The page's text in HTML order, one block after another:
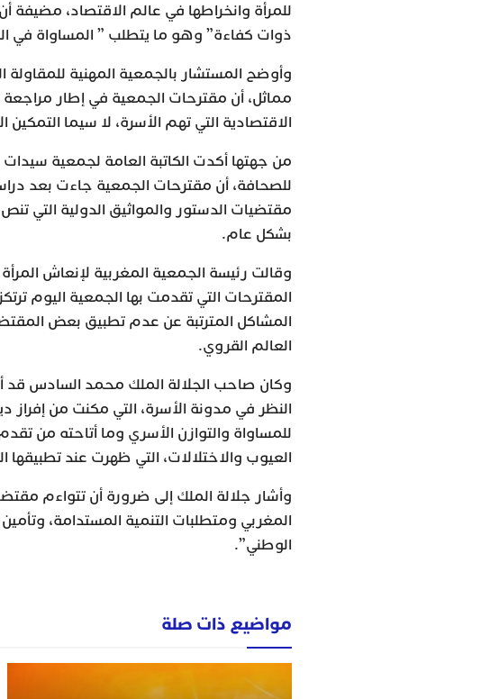
للمرأة وانخراطها في عالم الاقتصاد، مضيفة
ذوات كفاءة” وهو ما يتطلب ” المساواة في
وأوضح المستشار بالجمعية المهنية
مماثل، أن مقترحات الجمعية في إطار
الاقتصادية التي تهم الأسرة، لا سيما التمكين
من جهتها أكدت الكاتبة العامة لجمعية
للصحافة، أن مقترحات الجمعية جاءت بعد
مقتضيات الدستور والمواثيق الدولية التي
بشكل عام.
وقالت رئيسة الجمعية المغربية لإنعاش
المقترحات التي تقدمت بها الجمعية اليوم
المشاكل المترتبة عن عدم تطبيق بعض
العالم القروي.
وكان صاحب الجلالة الملك محمد السادس قد
النظر في مدونة الأسرة، التي مكنت من إفراز
للمساواة والتوازن الأسري وما أتاحته من
العيوب والاختلالات، التي ظهرت عند تطبيقها
وأشار جلالة الملك إلى ضرورة أن تتواءم
المغربي ومتطلبات التنمية المستدامة،
الوطني”.
مواضيع ذات صلة